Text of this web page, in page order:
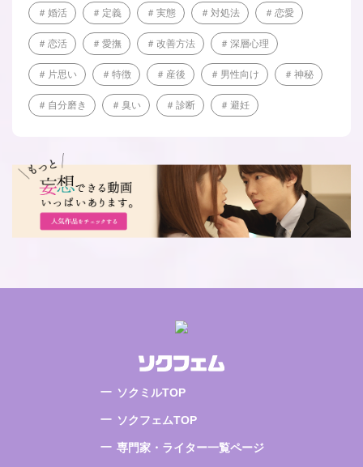
婚活 定義 実態 対処法 恋愛
恋活 愛撫 改善方法 深層心理
片思い 特徴 産後 男性向け 神秘
自分磨き 臭い 診断 避妊
ソクミルTOP
ソクフェムTOP
専門家・ライター一覧ページ